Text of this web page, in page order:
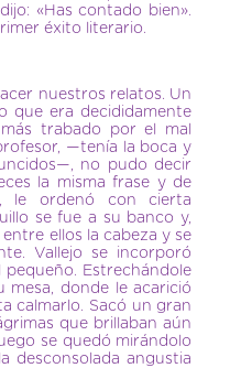
«Has contado bien».
éxito literario.
nuestros relatos. Un
que era decididamente
trabado por el mal
—tenía la boca y
no pudo decir
la misma frase y de
le ordenó con cierta
se fue a su banco y,
ellos la cabeza y se
Vallejo se incorporó
Estrechándole
mesa, donde le acarició
calmarlo. Sacó un gran
que brillaban aún
se quedó mirándolo
desconsolada angustia